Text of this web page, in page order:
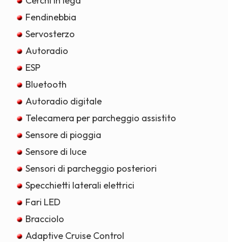
Fendinebbia
Servosterzo
Autoradio
ESP
Bluetooth
Autoradio digitale
Telecamera per parcheggio assistito
Sensore di pioggia
Sensore di luce
Sensori di parcheggio posteriori
Specchietti laterali elettrici
Fari LED
Bracciolo
Adaptive Cruise Control